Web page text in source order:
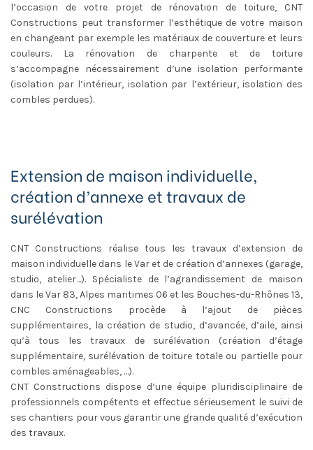
l’occasion de votre projet de rénovation de toiture, CNT
Constructions peut transformer l’esthétique de votre maison
en changeant par exemple les matériaux de couverture et leurs
couleurs. La rénovation de charpente et de toiture
s’accompagne nécessairement d’une isolation performante
(isolation par l’intérieur, isolation par l’extérieur, isolation des
combles perdues).
Extension de maison individuelle,
création d’annexe et travaux de
surélévation
CNT Constructions réalise tous les travaux d’extension de
maison individuelle dans le Var et de création d’annexes (garage,
studio, atelier…). Spécialiste de l’agrandissement de maison
dans le Var 83, Alpes maritimes 06 et les Bouches-du-Rhônes 13,
CNC Constructions procède à l’ajout de pièces
supplémentaires, la création de studio, d’avancée, d’aile, ainsi
qu’à tous les travaux de surélévation (création d’étage
supplémentaire, surélévation de toiture totale ou partielle pour
combles aménageables, …).
CNT Constructions dispose d’une équipe pluridisciplinaire de
professionnels compétents et effectue sérieusement le suivi de
ses chantiers pour vous garantir une grande qualité d’exécution
des travaux.